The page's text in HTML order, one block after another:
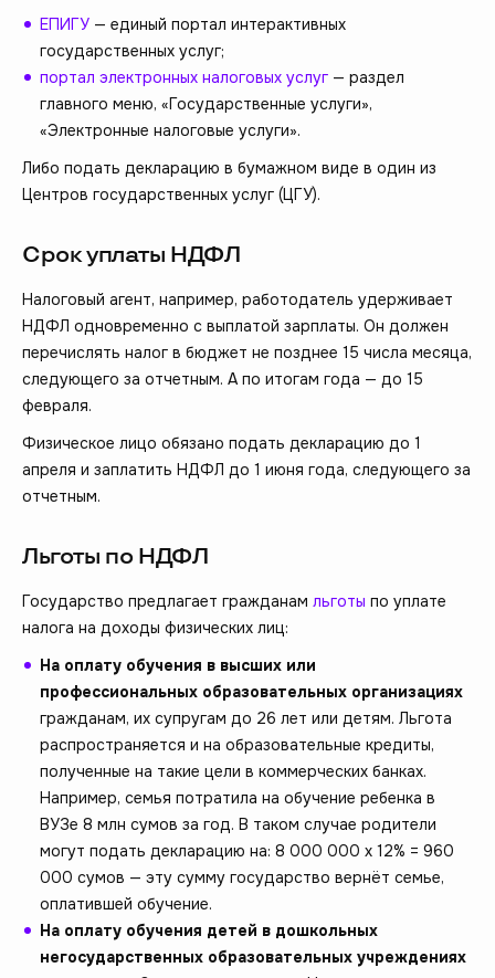
ЕПИГУ — единый портал интерактивных
государственных услуг;
портал электронных налоговых услуг — раздел
главного меню, «Государственные услуги»,
«Электронные налоговые услуги».
Либо подать декларацию в бумажном виде в один из
Центров государственных услуг (ЦГУ).
Срок уплаты НДФЛ
Налоговый агент, например, работодатель удерживает
НДФЛ одновременно с выплатой зарплаты. Он должен
перечислять налог в бюджет не позднее 15 числа месяца,
следующего за отчетным. А по итогам года — до 15
февраля.
Физическое лицо обязано подать декларацию до 1
апреля и заплатить НДФЛ до 1 июня года, следующего за
отчетным.
Льготы по НДФЛ
Государство предлагает гражданам льготы по уплате
налога на доходы физических лиц:
На оплату обучения в высших или
профессиональных образовательных организациях
гражданам, их супругам до 26 лет или детям. Льгота
распространяется и на образовательные кредиты,
полученные на такие цели в коммерческих банках.
Например, семья потратила на обучение ребенка в
ВУЗе 8 млн сумов за год. В таком случае родители
могут подать декларацию на: 8 000 000 х 12% = 960
000 сумов — эту сумму государство вернёт семье,
оплатившей обучение.
На оплату обучения детей в дошкольных
негосударственных образовательных учреждениях